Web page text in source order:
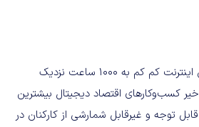
قابل توجه است که قطعی اینترنت کم کم به ۱۰۰۰ ساعت نزدیک
در حدود ۴۰ روز اخیر کسب‌وکارهای اقتصاد دیجیتال بیشترین
توجه و غیرقابل شمارشی از کارکنان در